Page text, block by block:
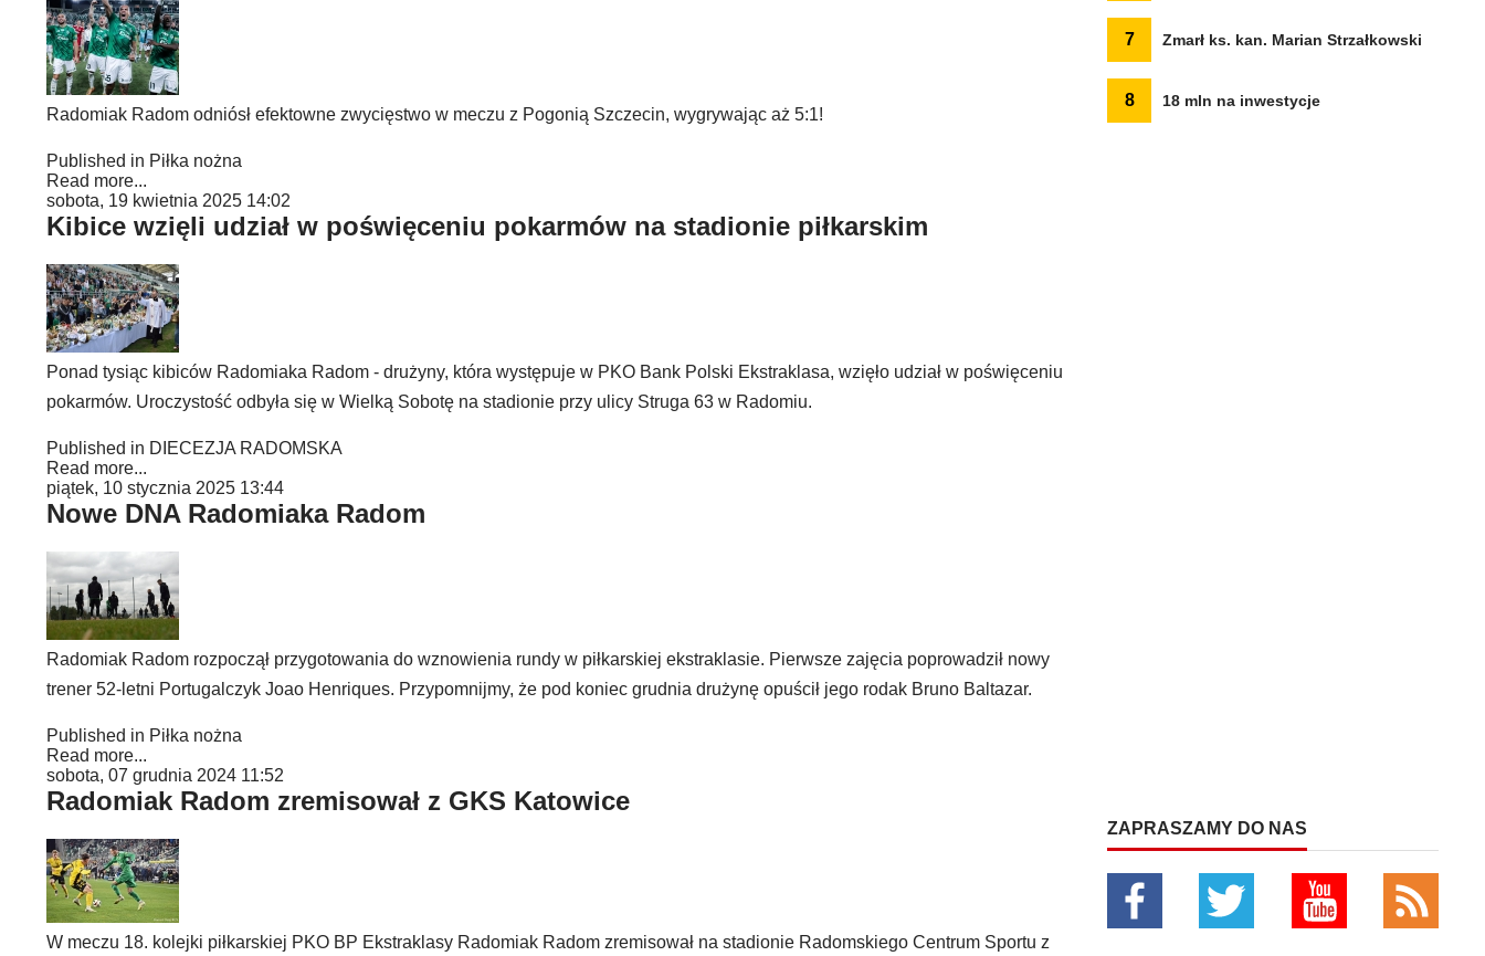
Radomiak Radom odniósł efektowne zwycięstwo w meczu z Pogonią Szczecin, wygrywając aż 5:1!
Published in Piłka nożna
Read more...
sobota, 19 kwietnia 2025 14:02
Kibice wzięli udział w poświęceniu pokarmów na stadionie piłkarskim
Ponad tysiąc kibiców Radomiaka Radom - drużyny, która występuje w PKO Bank Polski Ekstraklasa, wzięło udział w poświęceniu
pokarmów. Uroczystość odbyła się w Wielką Sobotę na stadionie przy ulicy Struga 63 w Radomiu.
Published in DIECEZJA RADOMSKA
Read more...
piątek, 10 stycznia 2025 13:44
Nowe DNA Radomiaka Radom
Radomiak Radom rozpoczął przygotowania do wznowienia rundy w piłkarskiej ekstraklasie. Pierwsze zajęcia poprowadził nowy
trener 52-letni Portugalczyk Joao Henriques. Przypomnijmy, że pod koniec grudnia drużynę opuścił jego rodak Bruno Baltazar.
Published in Piłka nożna
Read more...
sobota, 07 grudnia 2024 11:52
Radomiak Radom zremisował z GKS Katowice
W meczu 18. kolejki piłkarskiej PKO BP Ekstraklasy Radomiak Radom zremisował na stadionie Radomskiego Centrum Sportu z
7 Zmarł ks. kan. Marian Strzałkowski
8 18 mln na inwestycje
ZAPRASZAMY DO NAS